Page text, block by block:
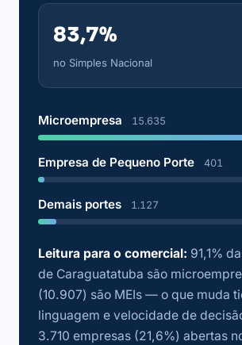
83,7%
no Simples Nacional
Microempresa 15.635
Empresa de Pequeno Porte 401
Demais portes 1.127
Leitura para o comercial: 91,1%
de Caraguatatuba são
(10.907) são MEIs — o que muda
linguagem e velocidade de
3.710 empresas (21,6%) abertas